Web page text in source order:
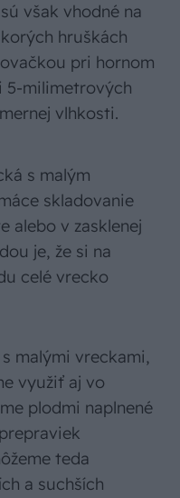
však vhodné na
hruškách
pri hornom
5-milimetrových
vlhkosti.
s malým
skladovanie
alebo v zasklenej
je, že si na
celé vrecko
malými vreckami,
využiť aj vo
plodmi naplnené
teda
a suchších